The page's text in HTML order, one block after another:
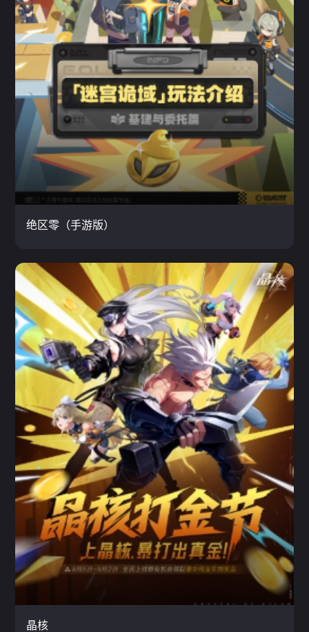
绝区零（手游版）
绝区零（手游版）
动作 / 二次元 / 冒险
晶核
晶核
动作 / 冒险 / 3D